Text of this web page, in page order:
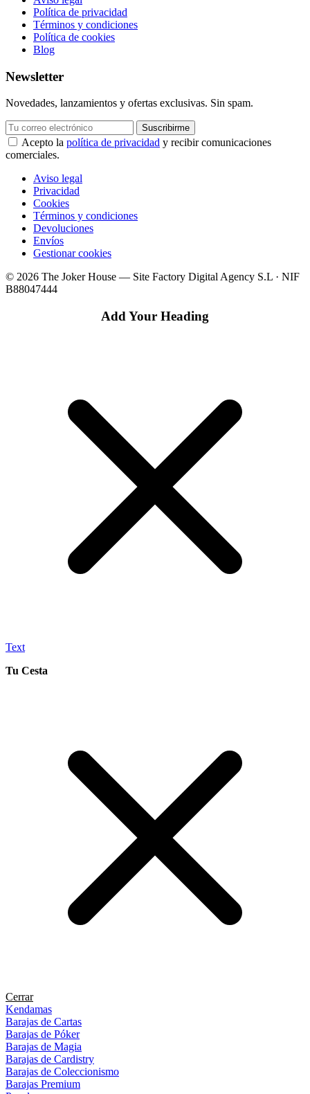
Política de privacidad
Términos y condiciones
Política de cookies
Blog
Newsletter
Novedades, lanzamientos y ofertas exclusivas. Sin spam.
Suscribirme
Acepto la política de privacidad y recibir comunicaciones
comerciales.
Aviso legal
Privacidad
Cookies
Términos y condiciones
Devoluciones
Envíos
Gestionar cookies
© 2026 The Joker House — Site Factory Digital Agency S.L · NIF
B88047444
Add Your Heading
Text
Tu Cesta
Cerrar
Kendamas
Barajas de Cartas
Barajas de Póker
Barajas de Magia
Barajas de Cardistry
Barajas de Coleccionismo
Barajas Premium